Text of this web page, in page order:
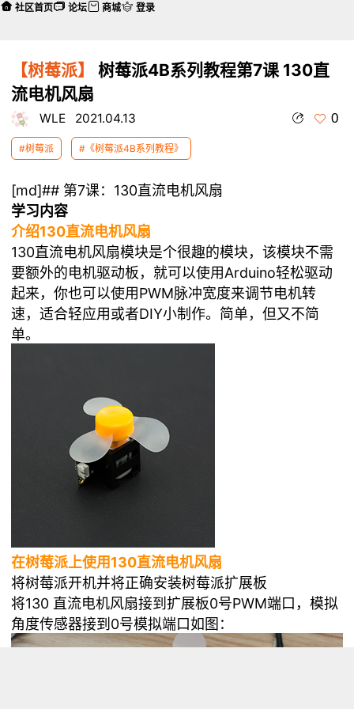
【树莓派】
树莓派4B系列教程第7课 130直
流电机风扇
WLE 2021.04.13 0
#树莓派 #《树莓派4B系列教程》
[md]## 第7课：130直流电机风扇
学习内容
介绍130直流电机风扇
130直流电机风扇模块是个很趣的模块，该模块不需
要额外的电机驱动板，就可以使用Arduino轻松驱动
起来，你也可以使用PWM脉冲宽度来调节电机转
速，适合轻应用或者DIY小制作。简单，但又不简
单。
在树莓派上使用130直流电机风扇
将树莓派开机并将正确安装树莓派扩展板
将130 直流电机风扇接到扩展板0号PWM端口，模拟
角度传感器接到0号模拟端口如图：
社区首页 论坛 商城 登录